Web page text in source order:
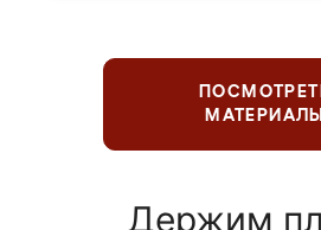
МАТЕРИАЛЫ
Держим